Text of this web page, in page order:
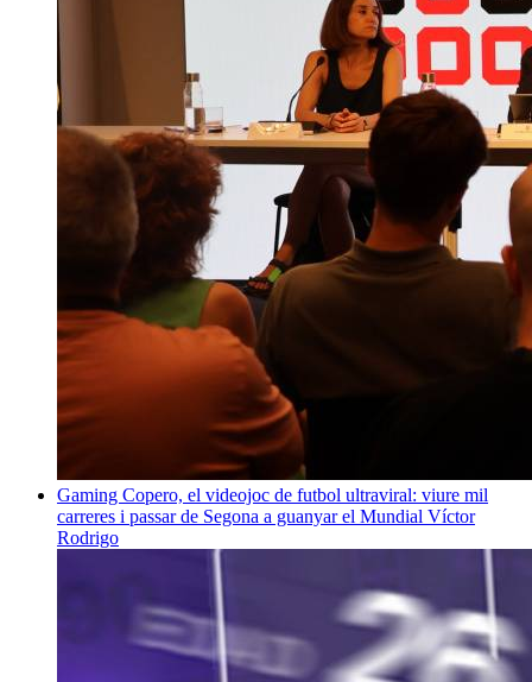
Gaming Copero, el videojoc de futbol ultraviral: viure mil
carreres i passar de Segona a guanyar el Mundial Víctor
Rodrigo